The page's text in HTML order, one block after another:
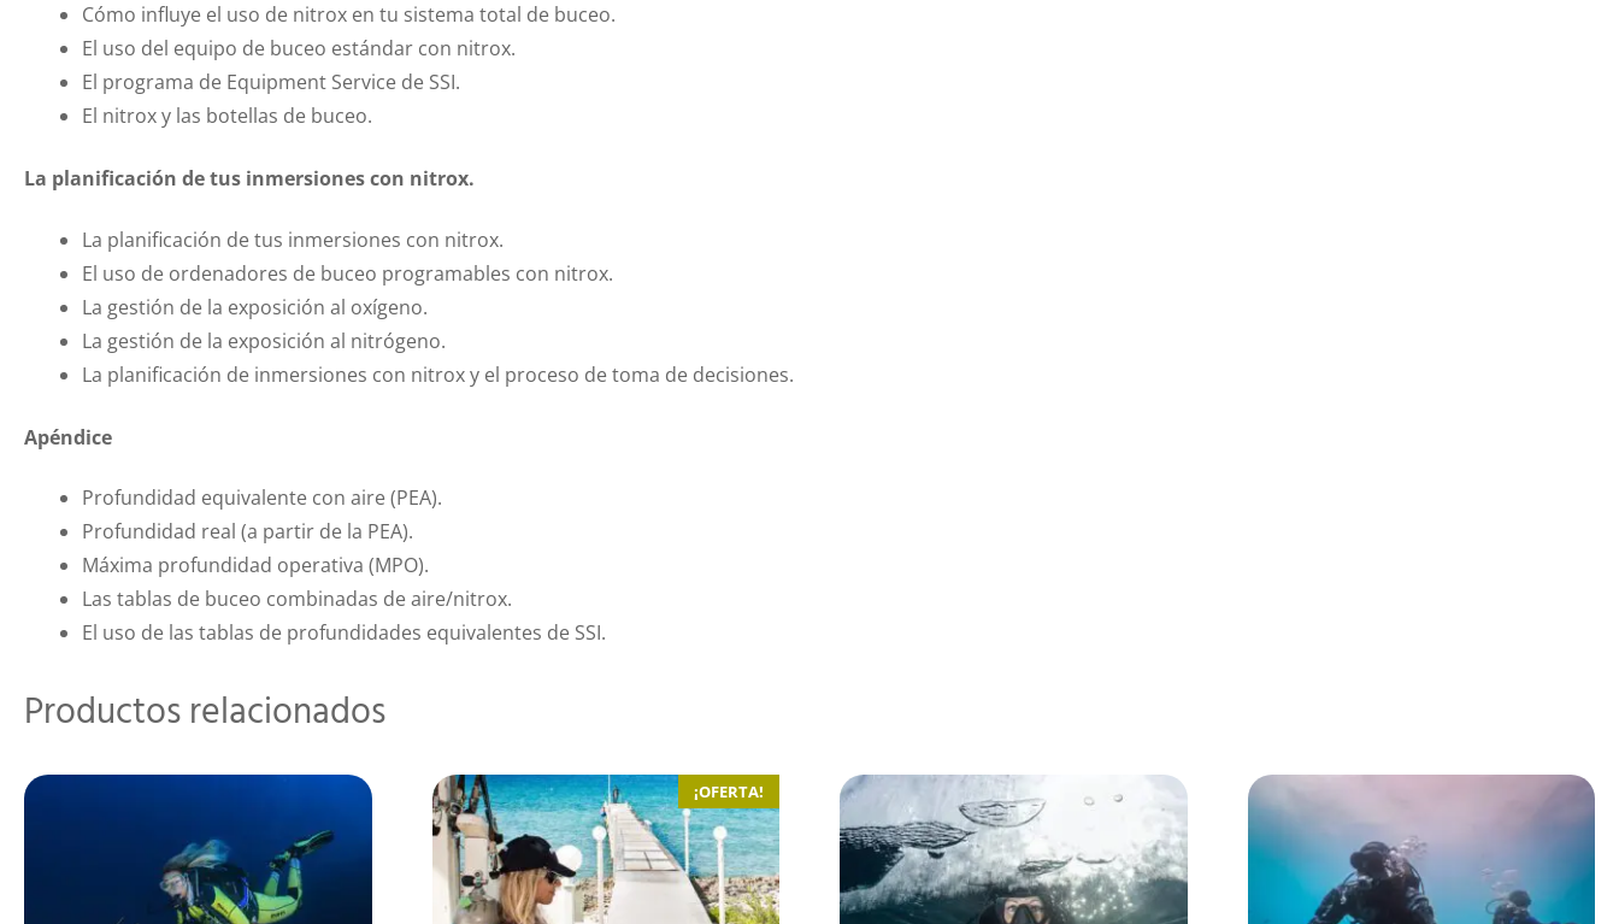
Cómo influye el uso de nitrox en tu sistema total de buceo.
El uso del equipo de buceo estándar con nitrox.
El programa de Equipment Service de SSI.
El nitrox y las botellas de buceo.
La planificación de tus inmersiones con nitrox.
La planificación de tus inmersiones con nitrox.
El uso de ordenadores de buceo programables con nitrox.
La gestión de la exposición al oxígeno.
La gestión de la exposición al nitrógeno.
La planificación de inmersiones con nitrox y el proceso de toma de decisiones.
Apéndice
Profundidad equivalente con aire (PEA).
Profundidad real (a partir de la PEA).
Máxima profundidad operativa (MPO).
Las tablas de buceo combinadas de aire/nitrox.
El uso de las tablas de profundidades equivalentes de SSI.
Productos relacionados
¡OFERTA!